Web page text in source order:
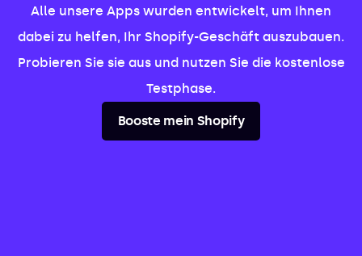
Alle unsere Apps wurden entwickelt, um Ihnen
dabei zu helfen, Ihr Shopify-Geschäft auszubauen.
Probieren Sie sie aus und nutzen Sie die kostenlose
Testphase.
Booste mein Shopify